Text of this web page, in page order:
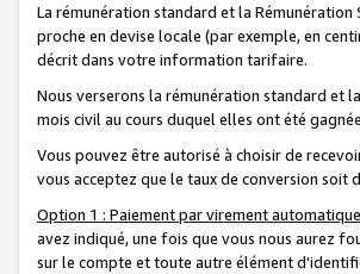
La rémunération standard et la
proche en devise locale (par exemple, en
décrit dans votre information tarifaire.
Nous verserons la rémunération standard et
mois civil au cours duquel elles ont été
Vous pouvez être autorisé à choisir de
vous acceptez que le taux de conversion
Option 1 : Paiement par virement
avez indiqué, une fois que vous nous aurez
sur le compte et toute autre élément